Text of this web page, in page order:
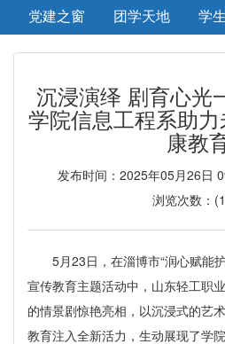
党建之窗
团学天地 学
沉浸演绎 剧育心光
学院信息工程系助
康教
发布时间：2025年05月26日
浏览次数：(
5月23日，在淄博市“润心赋能
宣传教育主题活动中，山东轻工职
的情景剧惊艳亮相，以沉浸式的艺
教育注入全新活力，生动展现了学